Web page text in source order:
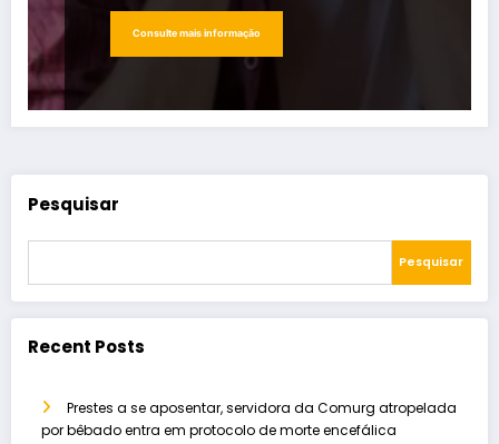
Consulte mais informação
Pesquisar
Pesquisar
Recent Posts
Prestes a se aposentar, servidora da Comurg atropelada
por bêbado entra em protocolo de morte encefálica